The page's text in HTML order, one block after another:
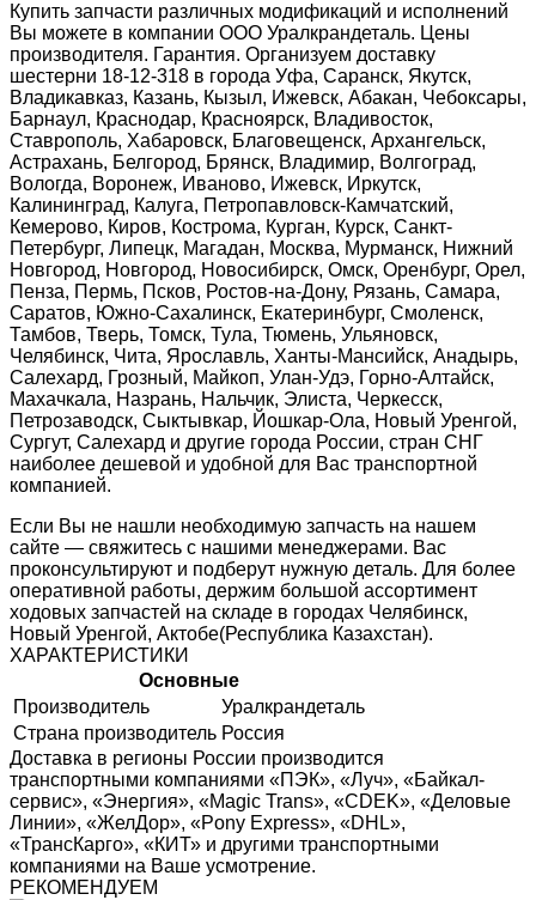
Купить запчасти различных модификаций и исполнений
Вы можете в компании ООО Уралкрандеталь. Цены
производителя. Гарантия. Организуем доставку
шестерни 18-12-318 в города Уфа, Саранск, Якутск,
Владикавказ, Казань, Кызыл, Ижевск, Абакан, Чебоксары,
Барнаул, Краснодар, Красноярск, Владивосток,
Ставрополь, Хабаровск, Благовещенск, Архангельск,
Астрахань, Белгород, Брянск, Владимир, Волгоград,
Вологда, Воронеж, Иваново, Ижевск, Иркутск,
Калининград, Калуга, Петропавловск-Камчатский,
Кемерово, Киров, Кострома, Курган, Курск, Санкт-
Петербург, Липецк, Магадан, Москва, Мурманск, Нижний
Новгород, Новгород, Новосибирск, Омск, Оренбург, Орел,
Пенза, Пермь, Псков, Ростов-на-Дону, Рязань, Самара,
Саратов, Южно-Сахалинск, Екатеринбург, Смоленск,
Тамбов, Тверь, Томск, Тула, Тюмень, Ульяновск,
Челябинск, Чита, Ярославль, Ханты-Мансийск, Анадырь,
Салехард, Грозный, Майкоп, Улан-Удэ, Горно-Алтайск,
Махачкала, Назрань, Нальчик, Элиста, Черкесск,
Петрозаводск, Сыктывкар, Йошкар-Ола, Новый Уренгой,
Сургут, Салехард и другие города России, стран СНГ
наиболее дешевой и удобной для Вас транспортной
компанией.
Если Вы не нашли необходимую запчасть на нашем
сайте — свяжитесь с нашими менеджерами. Вас
проконсультируют и подберут нужную деталь. Для более
оперативной работы, держим большой ассортимент
ходовых запчастей на складе в городах Челябинск,
Новый Уренгой, Актобе(Республика Казахстан).
ХАРАКТЕРИСТИКИ
Основные
Производитель
Уралкрандеталь
Страна производитель Россия
Доставка в регионы России производится
транспортными компаниями «ПЭК», «Луч», «Байкал-
сервис», «Энергия», «Magic Trans», «CDEK», «Деловые
Линии», «ЖелДор», «Pony Express», «DHL»,
«ТрансКарго», «КИТ» и другими транспортными
компаниями на Ваше усмотрение.
РЕКОМЕНДУЕМ